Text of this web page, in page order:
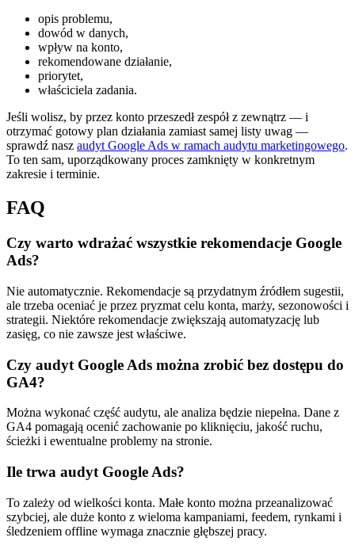
opis problemu,
dowód w danych,
wpływ na konto,
rekomendowane działanie,
priorytet,
właściciela zadania.
Jeśli wolisz, by przez konto przeszedł zespół z zewnątrz — i
otrzymać gotowy plan działania zamiast samej listy uwag —
sprawdź nasz audyt Google Ads w ramach audytu marketingowego.
To ten sam, uporządkowany proces zamknięty w konkretnym
zakresie i terminie.
FAQ
Czy warto wdrażać wszystkie rekomendacje Google
Ads?
Nie automatycznie. Rekomendacje są przydatnym źródłem sugestii,
ale trzeba oceniać je przez pryzmat celu konta, marży, sezonowości i
strategii. Niektóre rekomendacje zwiększają automatyzację lub
zasięg, co nie zawsze jest właściwe.
Czy audyt Google Ads można zrobić bez dostępu do
GA4?
Można wykonać część audytu, ale analiza będzie niepełna. Dane z
GA4 pomagają ocenić zachowanie po kliknięciu, jakość ruchu,
ścieżki i ewentualne problemy na stronie.
Ile trwa audyt Google Ads?
To zależy od wielkości konta. Małe konto można przeanalizować
szybciej, ale duże konto z wieloma kampaniami, feedem, rynkami i
śledzeniem offline wymaga znacznie głębszej pracy.